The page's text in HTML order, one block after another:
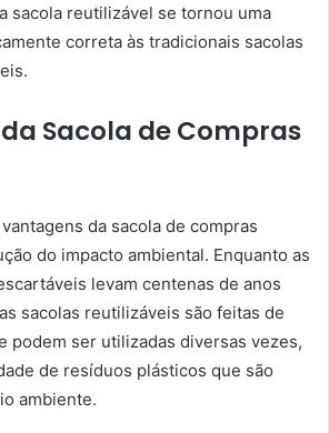
sacola reutilizável se tornou uma
correta às tradicionais sacolas
Sacola de Compras
da sacola de compras
do impacto ambiental. Enquanto as
levam centenas de anos
sacolas reutilizáveis são feitas de
podem ser utilizadas diversas vezes,
de resíduos plásticos que são
ambiente.